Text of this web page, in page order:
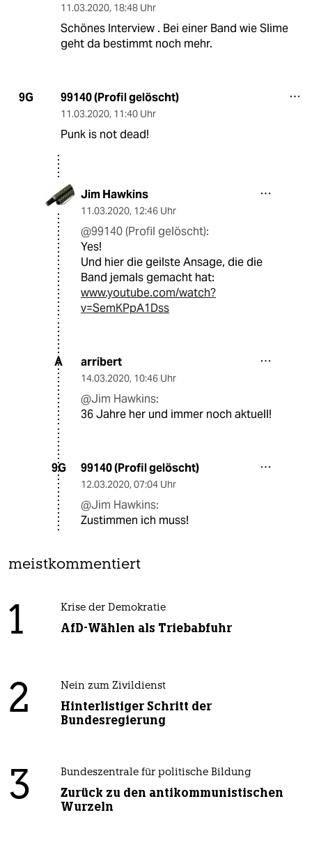
11.03.2020, 18:48 Uhr
Schönes Interview . Bei einer Band wie Slime
geht da bestimmt noch mehr.
9G 99140 (Profil gelöscht)
11.03.2020, 11:40 Uhr
Punk is not dead!
Jim Hawkins
11.03.2020, 12:46 Uhr
@99140 (Profil gelöscht):
Yes!
Und hier die geilste Ansage, die die
Band jemals gemacht hat:
www.youtube.com/watch?
v=SemKPpA1Dss
A arribert
14.03.2020, 10:46 Uhr
@Jim Hawkins:
36 Jahre her und immer noch aktuell!
9G 99140 (Profil gelöscht)
12.03.2020, 07:04 Uhr
@Jim Hawkins:
Zustimmen ich muss!
meistkommentiert
1 Krise der Demokratie
AfD-Wählen als Triebabfuhr
2 Nein zum Zivildienst
Hinterlistiger Schritt der
Bundesregierung
3 Bundeszentrale für politische Bildung
Zurück zu den antikommunistischen
Wurzeln